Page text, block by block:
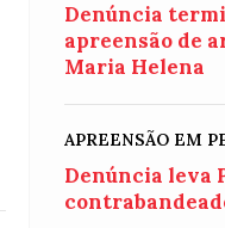
Denúncia
apreensão de
Maria Helena
APREENSÃO EM
Denúncia leva